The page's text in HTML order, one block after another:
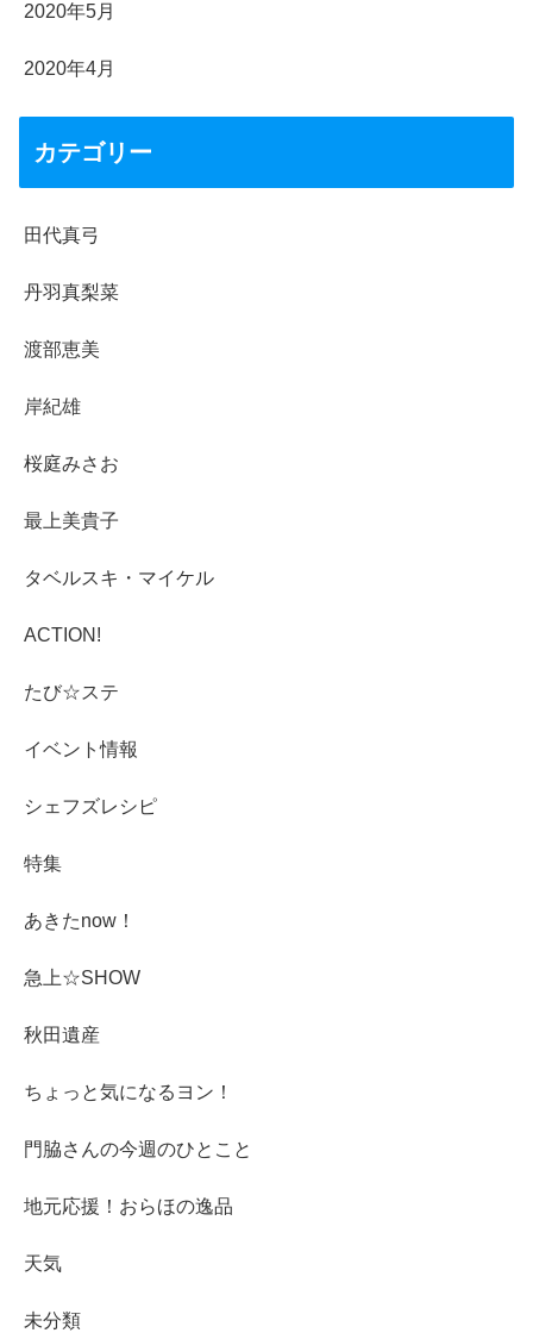
2020年5月
2020年4月
カテゴリー
田代真弓
丹羽真梨菜
渡部恵美
岸紀雄
桜庭みさお
最上美貴子
タベルスキ・マイケル
ACTION!
たび☆ステ
イベント情報
シェフズレシピ
特集
あきたnow！
急上☆SHOW
秋田遺産
ちょっと気になるヨン！
門脇さんの今週のひとこと
地元応援！おらほの逸品
天気
未分類